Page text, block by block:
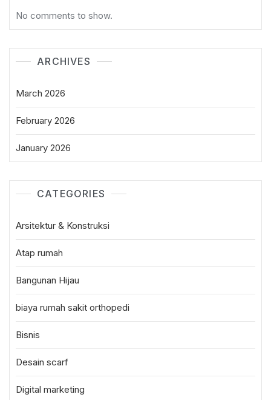
No comments to show.
ARCHIVES
March 2026
February 2026
January 2026
CATEGORIES
Arsitektur & Konstruksi
Atap rumah
Bangunan Hijau
biaya rumah sakit orthopedi
Bisnis
Desain scarf
Digital marketing